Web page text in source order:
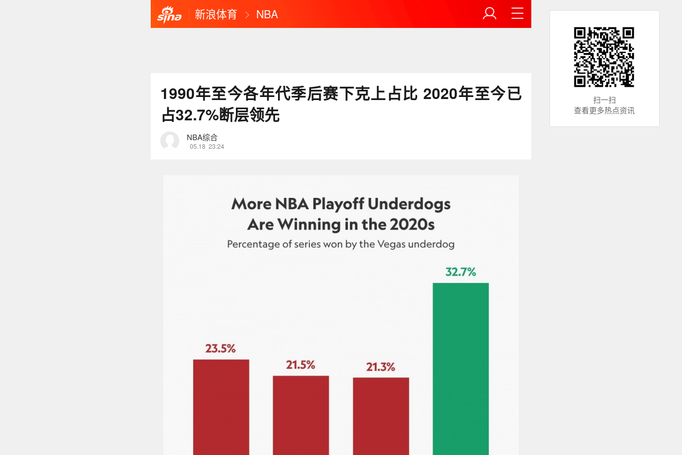
新浪体育 NBA
1990年至今各年代季后赛下克上占比 2020年至今已
占32.7%断层领先
NBA综合
05.18 23:24
扫一扫
查看更多热点资讯